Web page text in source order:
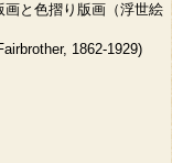
画と色摺り版画（浮世絵
1862-1929)